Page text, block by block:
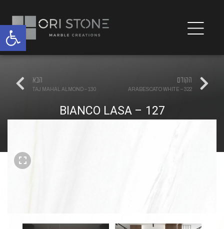
הקודם
ARABESCATO WHITE – 322
הבא
TAJ MAHAL ALMOND – 130
BIANCO LASA – 127